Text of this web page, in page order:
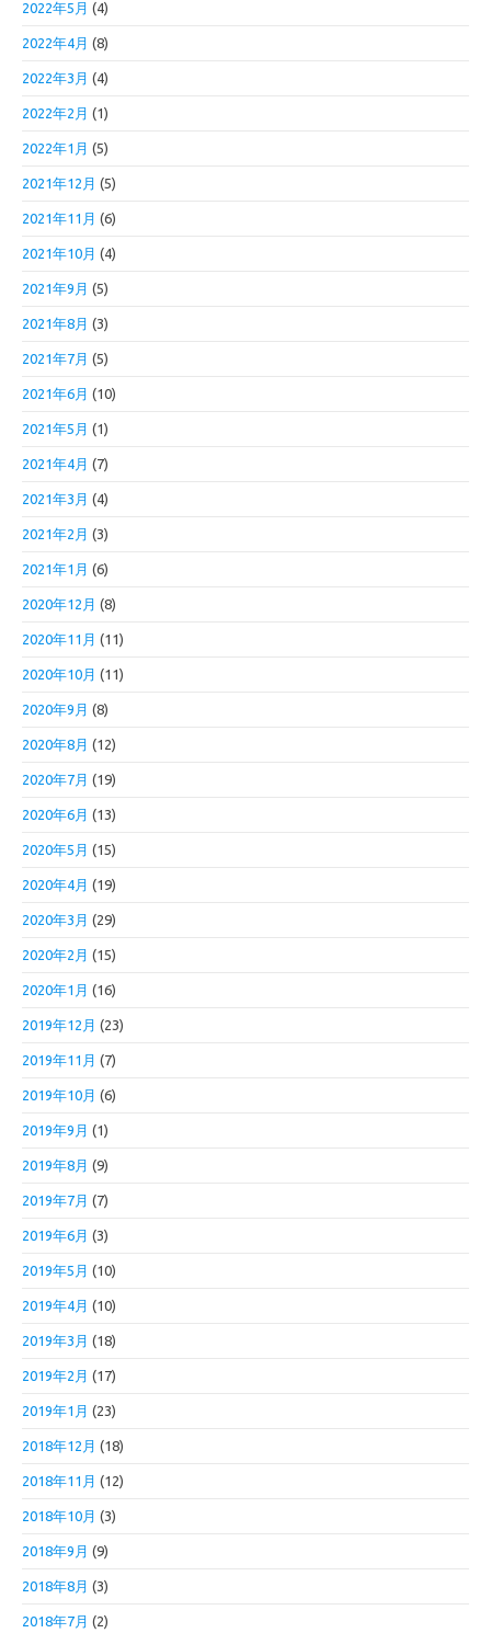
2022年5月 (4)
2022年4月 (8)
2022年3月 (4)
2022年2月 (1)
2022年1月 (5)
2021年12月 (5)
2021年11月 (6)
2021年10月 (4)
2021年9月 (5)
2021年8月 (3)
2021年7月 (5)
2021年6月 (10)
2021年5月 (1)
2021年4月 (7)
2021年3月 (4)
2021年2月 (3)
2021年1月 (6)
2020年12月 (8)
2020年11月 (11)
2020年10月 (11)
2020年9月 (8)
2020年8月 (12)
2020年7月 (19)
2020年6月 (13)
2020年5月 (15)
2020年4月 (19)
2020年3月 (29)
2020年2月 (15)
2020年1月 (16)
2019年12月 (23)
2019年11月 (7)
2019年10月 (6)
2019年9月 (1)
2019年8月 (9)
2019年7月 (7)
2019年6月 (3)
2019年5月 (10)
2019年4月 (10)
2019年3月 (18)
2019年2月 (17)
2019年1月 (23)
2018年12月 (18)
2018年11月 (12)
2018年10月 (3)
2018年9月 (9)
2018年8月 (3)
2018年7月 (2)